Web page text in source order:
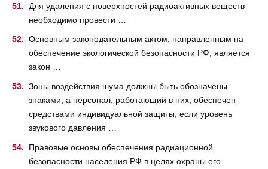
Для удаления с поверхностей радиоактивных веществ
необходимо провести …
Основным законодательным актом, направленным на
обеспечение экологической безопасности РФ, является
закон …
Зоны воздействия шума должны быть обозначены
знаками, а персонал, работающий в них, обеспечен
средствами индивидуальной защиты, если уровень
звукового давления …
Правовые основы обеспечения радиационной
безопасности населения РФ в целях охраны его